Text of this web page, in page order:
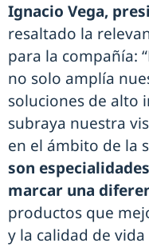
Ignacio Vega,
resaltado la
para la compañía:
no solo amplía
soluciones de alto
subraya nuestra
en el ámbito de la
son
marcar una
productos que
y la calidad de vida